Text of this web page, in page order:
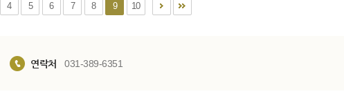
4 5 6 7 8 9 10
연락처 031-389-6351